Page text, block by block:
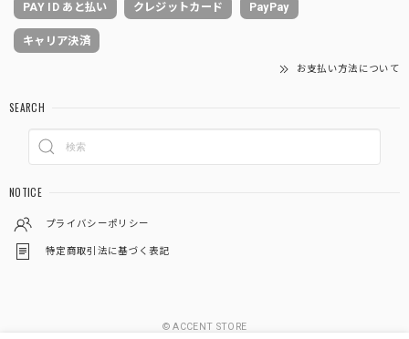
PAY ID あと払い クレジットカード PayPay
キャリア決済
お支払い方法について
SEARCH
NOTICE
プライバシーポリシー
特定商取引法に基づく表記
© ACCENT STORE